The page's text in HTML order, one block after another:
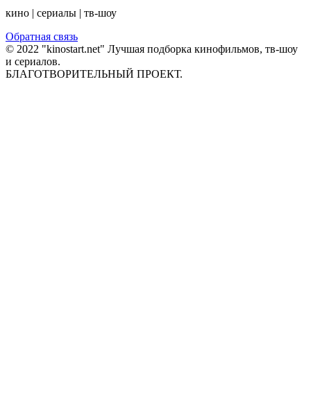
кино | сериалы | тв-шоу
Обратная связь
© 2022 "kinostart.net" Лучшая подборка кинофильмов, тв-шоу
и сериалов.
БЛАГОТВОРИТЕЛЬНЫЙ ПРОЕКТ.